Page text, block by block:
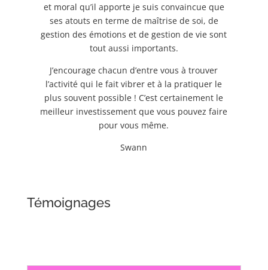
et moral qu’il apporte je suis convaincue que
ses atouts en terme de maîtrise de soi, de
gestion des émotions et de gestion de vie sont
tout aussi importants.
J’encourage chacun d’entre vous à trouver
l’activité qui le fait vibrer et à la pratiquer le
plus souvent possible ! C’est certainement le
meilleur investissement que vous pouvez faire
pour vous même.
Swann
Témoignages